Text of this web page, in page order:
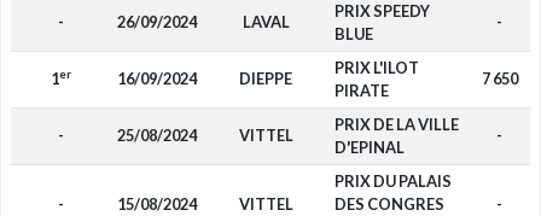
- 26/09/2024 LAVAL
PRIX SPEEDY
BLUE
-
1er 16/09/2024 DIEPPE
PRIX L'ILOT
PIRATE
7 650
- 25/08/2024 VITTEL
PRIX DE LA VILLE
D'EPINAL
-
- 15/08/2024 VITTEL
PRIX DU PALAIS
DES CONGRES
-